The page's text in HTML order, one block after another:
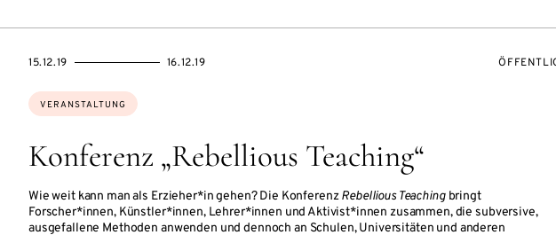
Konferenz „Rebellious Teaching“
Wie weit kann man als Erzieher*in gehen? Die KonferenzRebellious Teachingbringt
Forscher*innen, Künstler*innen, Lehrer*innen und Aktivist*innen zusammen, die subversive,
ausgefallene Methoden anwenden und dennoch an Schulen, Universitäten und anderen
Themen:
VERANSTALTUNG
EVENTBEGINSON
15.12.19
EVENTENDSON 16.12.19